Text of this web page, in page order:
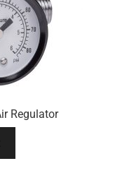
Regulator